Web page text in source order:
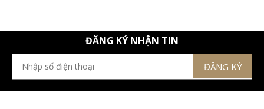
ĐĂNG KÝ NHẬN TIN